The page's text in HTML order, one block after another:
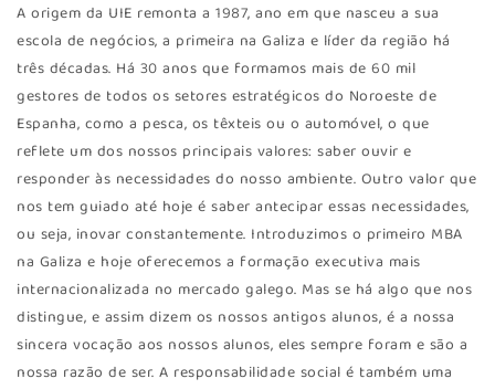
A origem da UIE remonta a 1987, ano em que nasceu a sua
escola de negócios, a primeira na Galiza e líder da região há
três décadas. Há 30 anos que formamos mais de 60 mil
gestores de todos os setores estratégicos do Noroeste de
Espanha, como a pesca, os têxteis ou o automóvel, o que
reflete um dos nossos principais valores: saber ouvir e
responder às necessidades do nosso ambiente. Outro valor que
nos tem guiado até hoje é saber antecipar essas necessidades,
ou seja, inovar constantemente. Introduzimos o primeiro MBA
na Galiza e hoje oferecemos a formação executiva mais
internacionalizada no mercado galego. Mas se há algo que nos
distingue, e assim dizem os nossos antigos alunos, é a nossa
sincera vocação aos nossos alunos, eles sempre foram e são a
nossa razão de ser. A responsabilidade social é também uma